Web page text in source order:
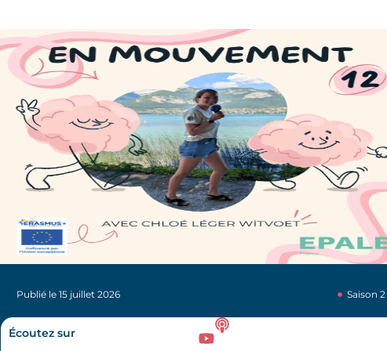
Publié le 15 juillet 2026 Saison 2
Écoutez sur